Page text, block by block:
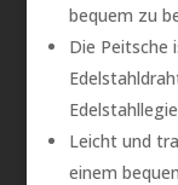
bequem zu
Die Peitsche
Leicht und
einem